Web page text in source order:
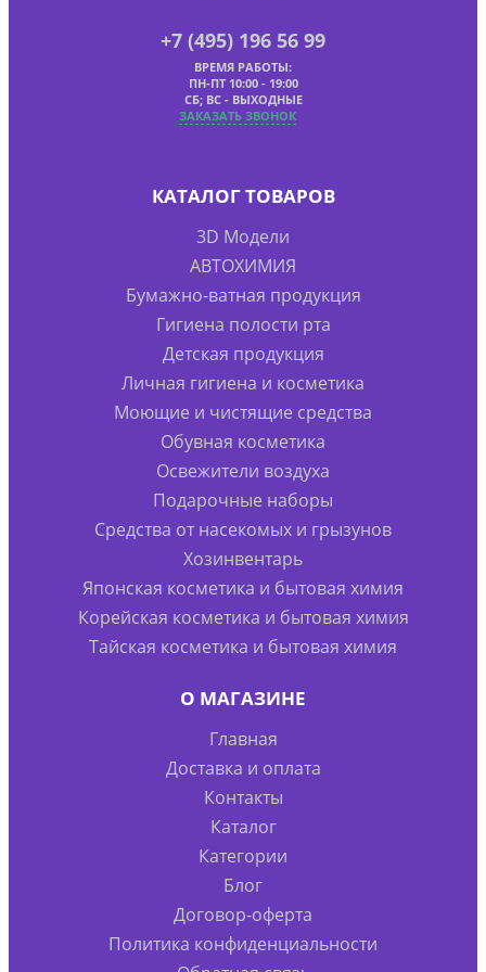
+7 (495) 196 56 99
ВРЕМЯ РАБОТЫ:
ПН-ПТ 10:00 - 19:00
СБ; ВС - ВЫХОДНЫЕ
ЗАКАЗАТЬ ЗВОНОК
КАТАЛОГ ТОВАРОВ
3D Модели
АВТОХИМИЯ
Бумажно-ватная продукция
Гигиена полости рта
Детская продукция
Личная гигиена и косметика
Моющие и чистящие средства
Обувная косметика
Освежители воздуха
Подарочные наборы
Средства от насекомых и грызунов
Хозинвентарь
Японская косметика и бытовая химия
Корейская косметика и бытовая химия
Тайская косметика и бытовая химия
О МАГАЗИНЕ
Главная
Доставка и оплата
Контакты
Каталог
Категории
Блог
Договор-оферта
Политика конфиденциальности